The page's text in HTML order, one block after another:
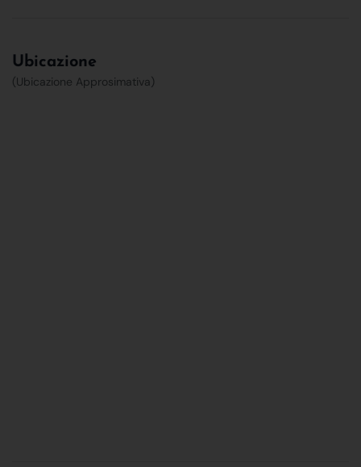
Ubicazione
(Ubicazione Approsimativa)